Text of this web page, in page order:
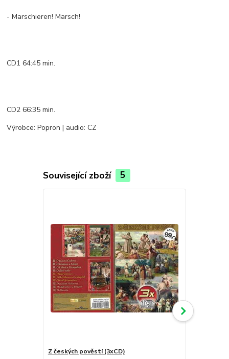
- Marschieren! Marsch!
CD1 64:45 min.
CD2 66:35 min.
Výrobce: Popron | audio: CZ
Související zboží 5
Z českých pověstí (3xCD)